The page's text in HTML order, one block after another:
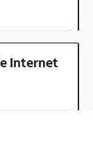
Internet